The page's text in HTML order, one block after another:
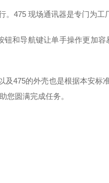
。475 现场通讯器是专门为工
和导航键让单手操作更加容
475的外壳也是根据本安标
您圆满完成任务。